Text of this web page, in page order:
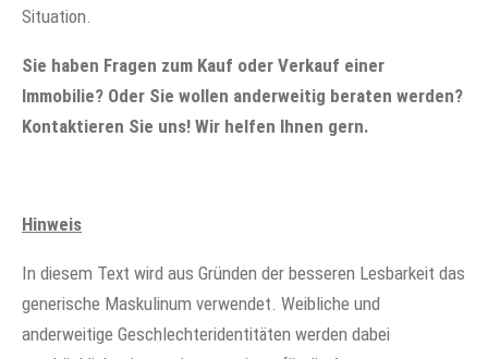
Situation.
Sie haben Fragen zum Kauf oder Verkauf einer
Immobilie? Oder Sie wollen anderweitig beraten werden?
Kontaktieren Sie uns! Wir helfen Ihnen gern.
Hinweis
In diesem Text wird aus Gründen der besseren Lesbarkeit das
generische Maskulinum verwendet. Weibliche und
anderweitige Geschlechteridentitäten werden dabei